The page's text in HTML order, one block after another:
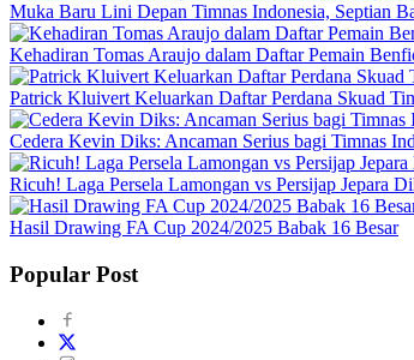
Muka Baru Lini Depan Timnas Indonesia, Septian
Kehadiran Tomas Araujo dalam Daftar Pemain
Patrick Kluivert Keluarkan Daftar Perdana Skuad
Cedera Kevin Diks: Ancaman Serius bagi Timnas
Ricuh! Laga Persela Lamongan vs Persijap Jepara
Hasil Drawing FA Cup 2024/2025 Babak 16 Besar
Popular Post